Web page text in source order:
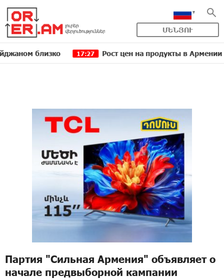
ՄԵՆՅՈՒ
близко 17:27 Рост цен на продукты в Армении
Партия "Сильная Армения" объявляет о
начале предвыборной кампании